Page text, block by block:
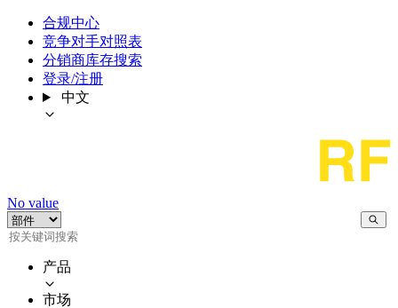
合规中心
竞争对手对照表
分销商库存搜索
登录/注册
中文
No value
产品
市场